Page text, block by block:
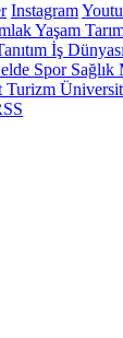
Instagram
Yaşam
İş Dünyası
SporSağlık
Turizm